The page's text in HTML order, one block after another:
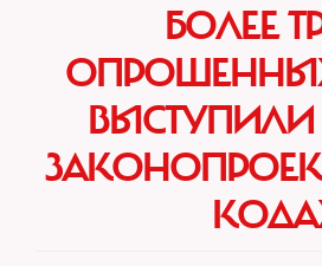
БОЛЕЕ
ВЫСТУПИЛИ